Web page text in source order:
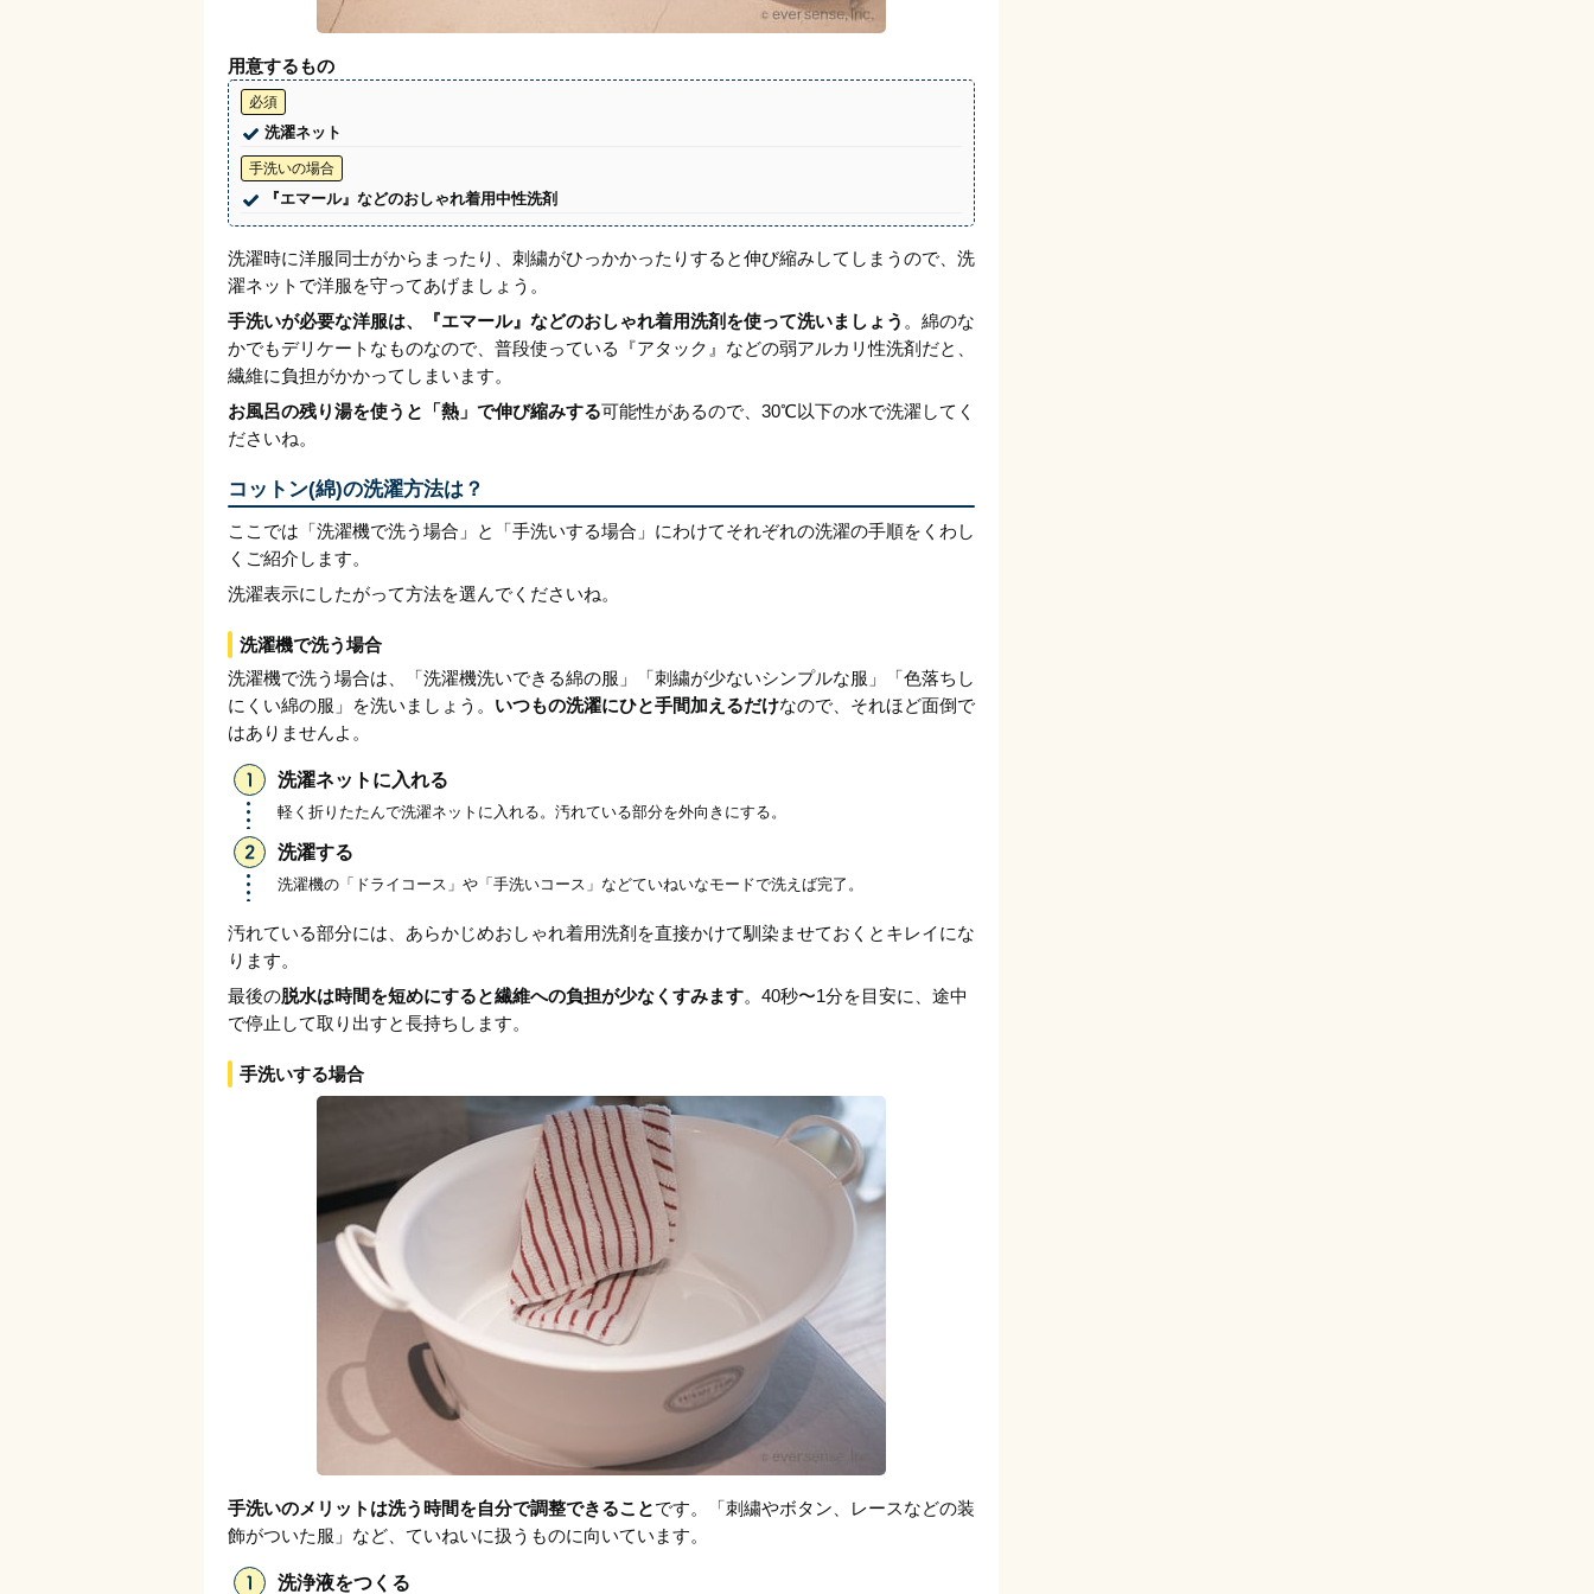
用意するもの
必須
洗濯ネット
手洗いの場合
『エマール』などのおしゃれ着用中性洗剤
洗濯時に洋服同士がからまったり、刺繍がひっかかったりすると伸び縮みしてしまうので、洗
濯ネットで洋服を守ってあげましょう。
手洗いが必要な洋服は、『エマール』などのおしゃれ着用洗剤を使って洗いましょう 。綿のな
かでもデリケートなものなので、普段使っている『アタック』などの弱アルカリ性洗剤だと、
繊維に負担がかかってしまいます。
お風呂の残り湯を使うと「熱」で伸び縮みする可能性があるので、30℃以下の水で洗濯してく
ださいね。
コットン(綿)の洗濯方法は？
ここでは「洗濯機で洗う場合」と「手洗いする場合」にわけてそれぞれの洗濯の手順をくわし
くご紹介します。
洗濯表示にしたがって方法を選んでくださいね。
洗濯機で洗う場合
洗濯機で洗う場合は、「洗濯機洗いできる綿の服」「刺繍が少ないシンプルな服」「色落ちし
にくい綿の服」を洗いましょう。 いつもの洗濯にひと手間加えるだけなので、それほど面倒で
はありませんよ。
洗濯ネットに入れる
軽く折りたたんで洗濯ネットに入れる。汚れている部分を外向きにする。
洗濯する
洗濯機の「ドライコース」や「手洗いコース」などていねいなモードで洗えば完了。
汚れている部分には、あらかじめおしゃれ着用洗剤を直接かけて馴染ませておくとキレイにな
ります。
最後の脱水は時間を短めにすると繊維への負担が少なくすみます。40秒〜1分を目安に、途中
で停止して取り出すと長持ちします。
手洗いする場合
手洗いのメリットは洗う時間を自分で調整できることです。「刺繍やボタン、レースなどの装
飾がついた服」など、ていねいに扱うものに向いています。
洗浄液をつくる